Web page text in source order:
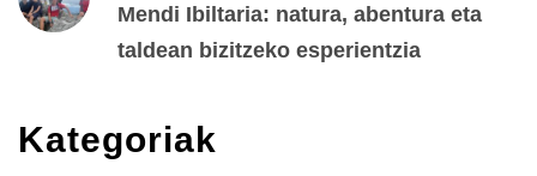
Mendi Ibiltaria: natura, abentura eta
taldean bizitzeko esperientzia
Kategoriak